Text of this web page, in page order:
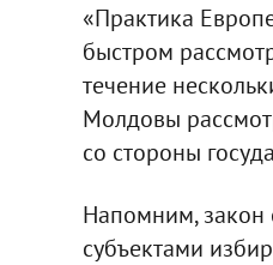
«Практика
быстром
течение
Молдовы
со стороны
Напомним, закон
субъектами